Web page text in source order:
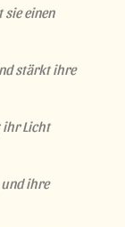
einen
stärkt ihre
ihr Licht
ihre